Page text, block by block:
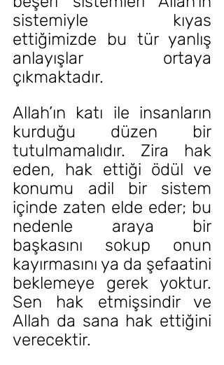
sistemiyle kıyas
ettiğimizde bu tür yanlış
anlayışlar ortaya
çıkmaktadır.
Allah’ın katı ile insanların
kurduğu düzen bir
tutulmamalıdır. Zira hak
eden, hak ettiği ödül ve
konumu adil bir sistem
içinde zaten elde eder; bu
nedenle araya bir
başkasını sokup onun
kayırmasını ya da şefaatini
beklemeye gerek yoktur.
Sen hak etmişsindir ve
Allah da sana hak ettiğini
verecektir.